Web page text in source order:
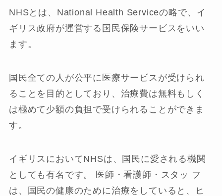
NHSとは、National Health Serviceの略で、イ
ギリス政府が運営する国民保険サービスをいい
ます。
国民全ての人が公平に医療サービスが受けられ
ることを目的としており、治療費は無料もしく
は極めて少額の負担で受けられることができま
す。
イギリスにおいてNHSは、国民に愛される機関
としても有名です。 医師・看護師・スタッ フ
は、国民の健康のために治療をしていると、ヒ